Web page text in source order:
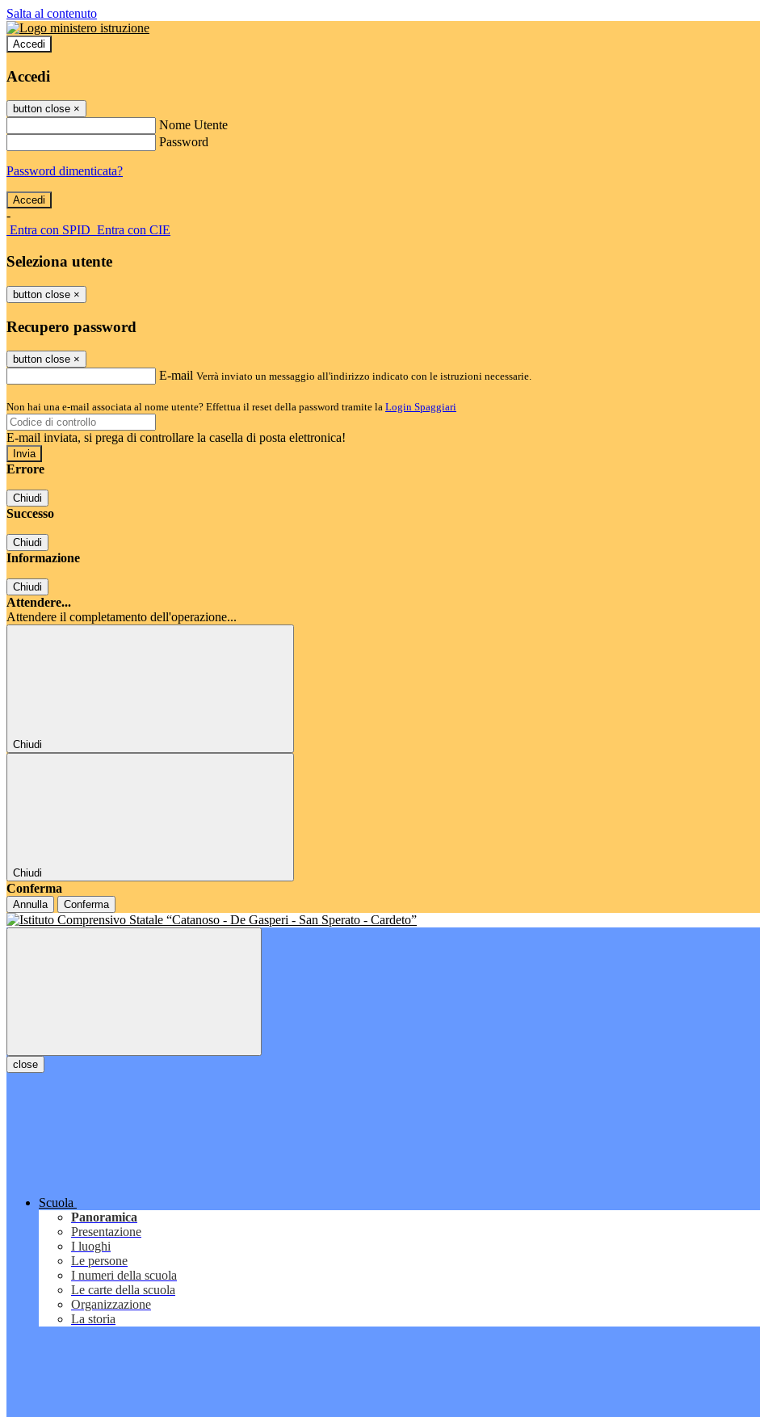
Salta al contenuto
Accedi
Accedi
button close ×
Nome Utente
Password
Password dimenticata?
-
Entra con SPID Entra con CIE
Seleziona utente
button close ×
Recupero password
button close ×
E-mail Verrà inviato un messaggio all'indirizzo indicato con le istruzioni necessarie.
Non hai una e-mail associata al nome utente? Effettua il reset della password tramite la Login Spaggiari
E-mail inviata, si prega di controllare la casella di posta elettronica!
Errore
Chiudi
Successo
Chiudi
Informazione
Chiudi
Attendere...
Attendere il completamento dell'operazione...
Chiudi
Chiudi
Conferma
Annulla Conferma
close
Scuola
Panoramica
Presentazione
I luoghi
Le persone
I numeri della scuola
Le carte della scuola
Organizzazione
La storia